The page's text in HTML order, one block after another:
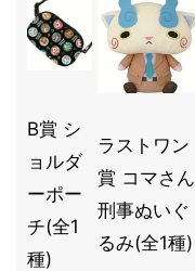
B賞 シ
ョルダ
ーポー
チ(全1
種)
ラストワン
賞 コマさん
刑事ぬいぐ
るみ(全1種)